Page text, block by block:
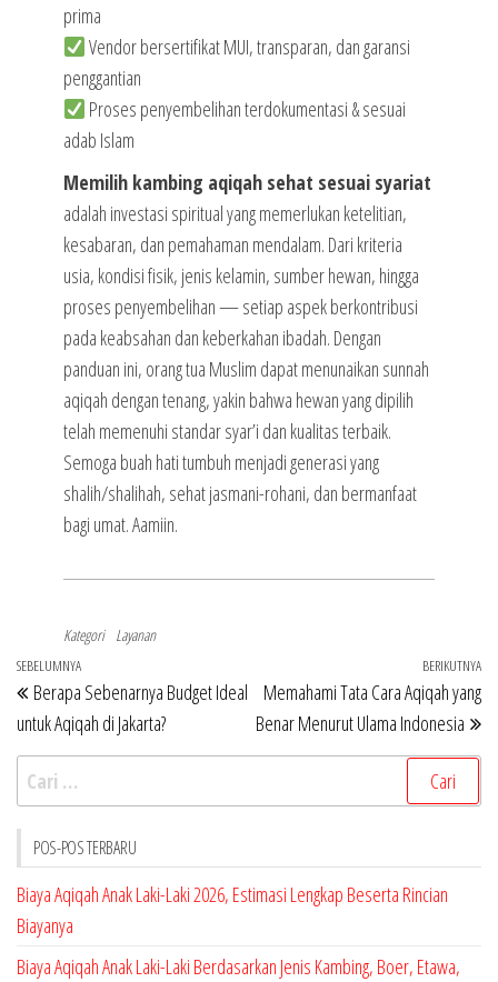
prima
Vendor bersertifikat MUI, transparan, dan garansi
penggantian
Proses penyembelihan terdokumentasi & sesuai
adab Islam
Memilih kambing aqiqah sehat sesuai syariat
adalah investasi spiritual yang memerlukan ketelitian,
kesabaran, dan pemahaman mendalam. Dari kriteria
usia, kondisi fisik, jenis kelamin, sumber hewan, hingga
proses penyembelihan — setiap aspek berkontribusi
pada keabsahan dan keberkahan ibadah. Dengan
panduan ini, orang tua Muslim dapat menunaikan sunnah
aqiqah dengan tenang, yakin bahwa hewan yang dipilih
telah memenuhi standar syar’i dan kualitas terbaik.
Semoga buah hati tumbuh menjadi generasi yang
shalih/shalihah, sehat jasmani-rohani, dan bermanfaat
bagi umat. Aamiin.
Kategori Layanan
Navigasi
pos
Pos
Sebelumnya
SEBELUMNYA
Berapa Sebenarnya Budget Ideal
untuk Aqiqah di Jakarta?
BERIKUTNYA
Memahami Tata Cara Aqiqah yang
Benar Menurut Ulama Indonesia
Cari
untuk:
POS-POS TERBARU
Biaya Aqiqah Anak Laki-Laki 2026, Estimasi Lengkap Beserta Rincian
Biayanya
Biaya Aqiqah Anak Laki-Laki Berdasarkan Jenis Kambing, Boer, Etawa,